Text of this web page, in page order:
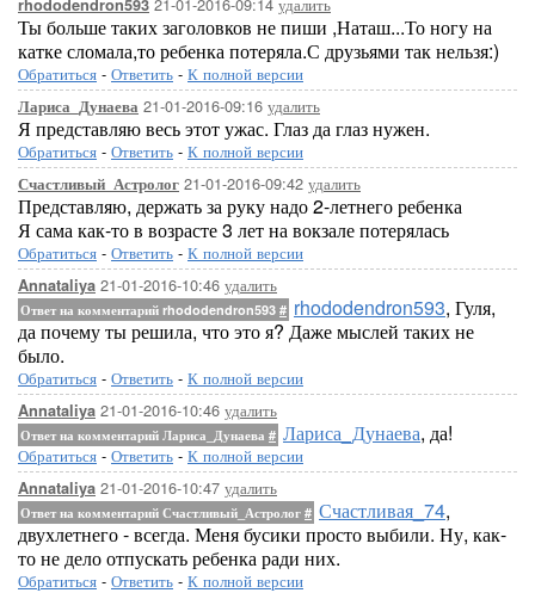
rhododendron593
Ты больше таких заголовков не пиши ,Наташ...То ногу на
катке сломала,то ребенка потеряла.С друзьями так нельзя:)
Обратиться - Ответить - К полной версии
Лариса_Дунаева 21-01-2016-09:16 удалить
Я представляю весь этот ужас. Глаз да глаз нужен.
Обратиться - Ответить - К полной версии
Счастливый_Астролог 21-01-2016-09:42 удалить
Представляю, держать за руку надо 2-летнего ребенка
Я сама как-то в возрасте 3 лет на вокзале потерялась
Обратиться - Ответить - К полной версии
Annataliya 21-01-2016-10:46 удалить
Ответ на комментарий rhododendron593 # rhododendron593, Гуля,
да почему ты решила, что это я? Даже мыслей таких не
было.
Обратиться - Ответить - К полной версии
Annataliya 21-01-2016-10:46 удалить
Ответ на комментарий Лариса_Дунаева # Лариса_Дунаева, да!
Обратиться - Ответить - К полной версии
Annataliya 21-01-2016-10:47 удалить
Ответ на комментарий Счастливый_Астролог # Счастливая_74,
двухлетнего - всегда. Меня бусики просто выбили. Ну, как-
то не дело отпускать ребенка ради них.
Обратиться - Ответить - К полной версии